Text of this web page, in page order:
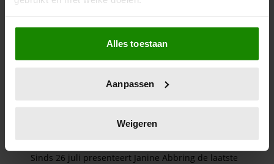
Als u het toestaat, willen we ook graag:
Informatie verzamelen over uw geografische
locatie, die tot een paar meter nauwkeurig kan zijn
scannen op specifieke eigenschappen (fingerprinting)
verwerkt en stel uw voorkeuren in het
intrekken in de Cookieverklaring.
Alles toestaan
Aanpassen
Weigeren